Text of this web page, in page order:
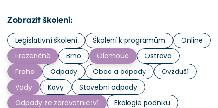
Zobrazit školení:
Legislativní školení Školení k programům
Online
Prezenčně
Brno Olomouc
Ostrava
Praha
Odpady Obce a odpady
Ovzduší
Vody
Kovy
Stavební odpady
Odpady ze zdravotnictví
Ekologie podniku